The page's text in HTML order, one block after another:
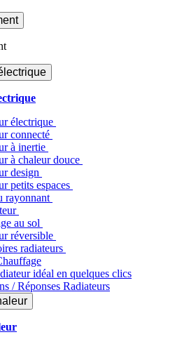
électrique
connecté
à inertie
à chaleur douce
design
petits espaces
rayonnant
au sol
réversible
radiateurs
idéal en quelques clics
/ Réponses Radiateurs